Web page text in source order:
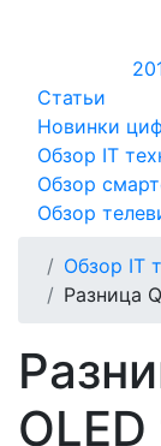
Статьи
Новинки
Обзор IT
Обзор
Обзор
Обзор IT
Разница